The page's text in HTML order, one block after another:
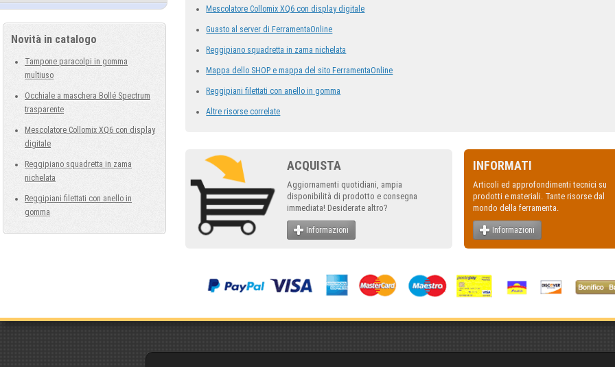
Novità in catalogo
Tampone paracolpi in gomma
multiuso
Occhiale a maschera Bollé Spectrum
trasparente
Mescolatore Collomix XQ6 con display
digitale
Reggipiano squadretta in zama
nichelata
Reggipiani filettati con anello in
gomma
Mescolatore Collomix XQ6 con display digitale
Guasto al server di FerramentaOnline
Reggipiano squadretta in zama nichelata
Mappa dello SHOP e mappa del sito FerramentaOnline
Reggipiani filettati con anello in gomma
Altre risorse correlate
ACQUISTA
Aggiornamenti quotidiani, ampia
disponibilità di prodotto e consegna
immediata! Desiderate altro?
Informazioni
INFORMATI
Articoli ed approfondimenti tecnici su
prodotti e materiali. Tante risorse dal
mondo della ferramenta.
Informazioni